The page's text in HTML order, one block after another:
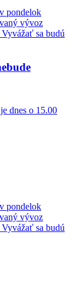
pondelok
vývoz
sa budú
dnes o 15.00
pondelok
vývoz
sa budú